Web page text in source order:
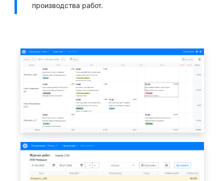
производства работ.